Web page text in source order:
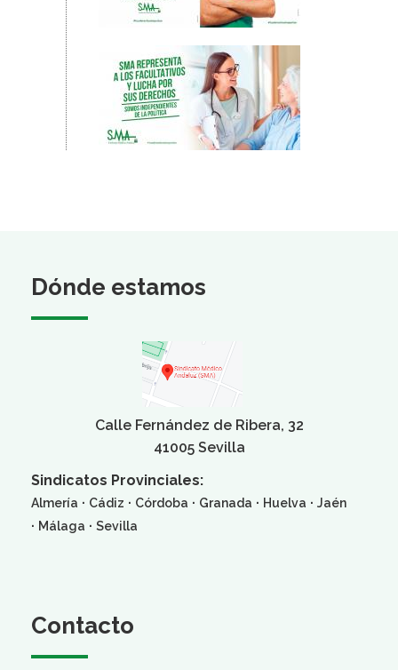
Dónde estamos
Calle Fernández de Ribera, 32
41005 Sevilla
Sindicatos Provinciales:
Almería · Cádiz · Córdoba · Granada · Huelva · Jaén
· Málaga · Sevilla
Contacto